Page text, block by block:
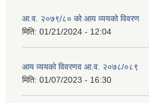
आ.व. २०७९/८० को आय व्ययको विवरण
मिति: 01/21/2024 - 12:04
आय व्ययको विवरणव आ.व. २०७८/०८९
मिति: 01/07/2023 - 16:30